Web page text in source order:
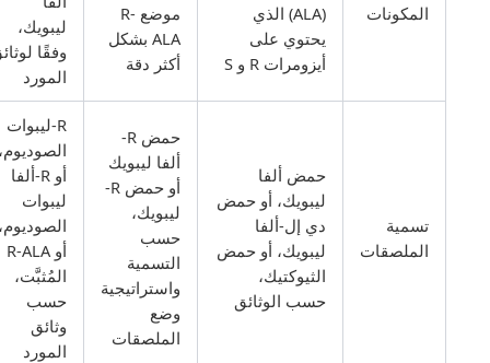
المكونات
(ALA) الذي
يحتوي على
أيزومرات R و S
موضع R-
ALA بشكل
أكثر دقة
ليبويك،
وفقًا لوثائق
المورد
تسمية
الملصقات
حمض ألفا
ليبويك، أو حمض
دي إل-ألفا
ليبويك، أو حمض
الثيوكتيك،
حسب الوثائق
حمض R-
ألفا ليبويك
أو حمض R-
ليبويك،
حسب
التسمية
واستراتيجية
وضع
الملصقات
R-ليبوات
الصوديوم،
أو R-ألفا
ليبوات
الصوديوم،
أو R-ALA
المُثبَّت،
حسب
وثائق
المورد